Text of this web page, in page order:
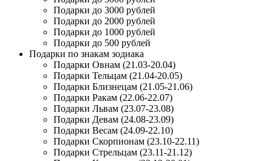
Подарки до 3000 рублей
Подарки до 2000 рублей
Подарки до 1000 рублей
Подарки до 500 рублей
Подарки по знакам зодиака
Подарки Овнам (21.03-20.04)
Подарки Тельцам (21.04-20.05)
Подарки Близнецам (21.05-21.06)
Подарки Ракам (22.06-22.07)
Подарки Львам (23.07-23.08)
Подарки Девам (24.08-23.09)
Подарки Весам (24.09-22.10)
Подарки Скорпионам (23.10-22.11)
Подарки Стрельцам (23.11-21.12)